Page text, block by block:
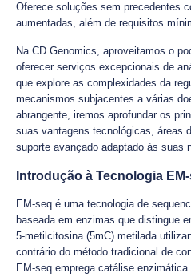
Oferece soluções sem precedentes
aumentadas, além de requisitos
Na CD Genomics, aproveitamos o
oferecer serviços excepcionais de
que explore as complexidades da
mecanismos subjacentes a várias
abrangente, iremos aprofundar os
suas vantagens tecnológicas, áreas
suporte avançado adaptado às suas
Introdução à Tecnologia
EM-seq é uma tecnologia de
baseada em enzimas que distingue
5-metilcitosina (5mC) metilada
contrário do método tradicional de
EM-seq emprega catálise